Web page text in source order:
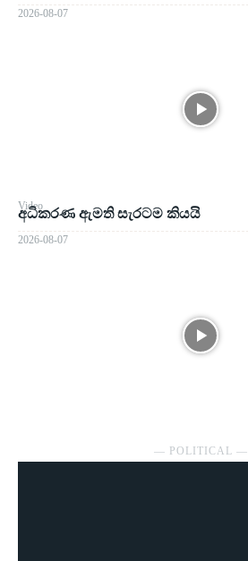
2026-08-07
Video
අධිකරණ ඇමති සැරටම කියයි
2026-08-07
― POLITICAL ―